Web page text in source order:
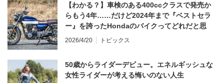
【わかる？】車検のある400ccクラスで発売か
らもう4年……だけど2024年まで『ベストセラ
ー』を誇ったHondaのバイクってどれだと思
う？
2026/4/20 トピックス
50歳からライダーデビュー。エネルギッシュな
女性ライダーが考える悔いのない人生